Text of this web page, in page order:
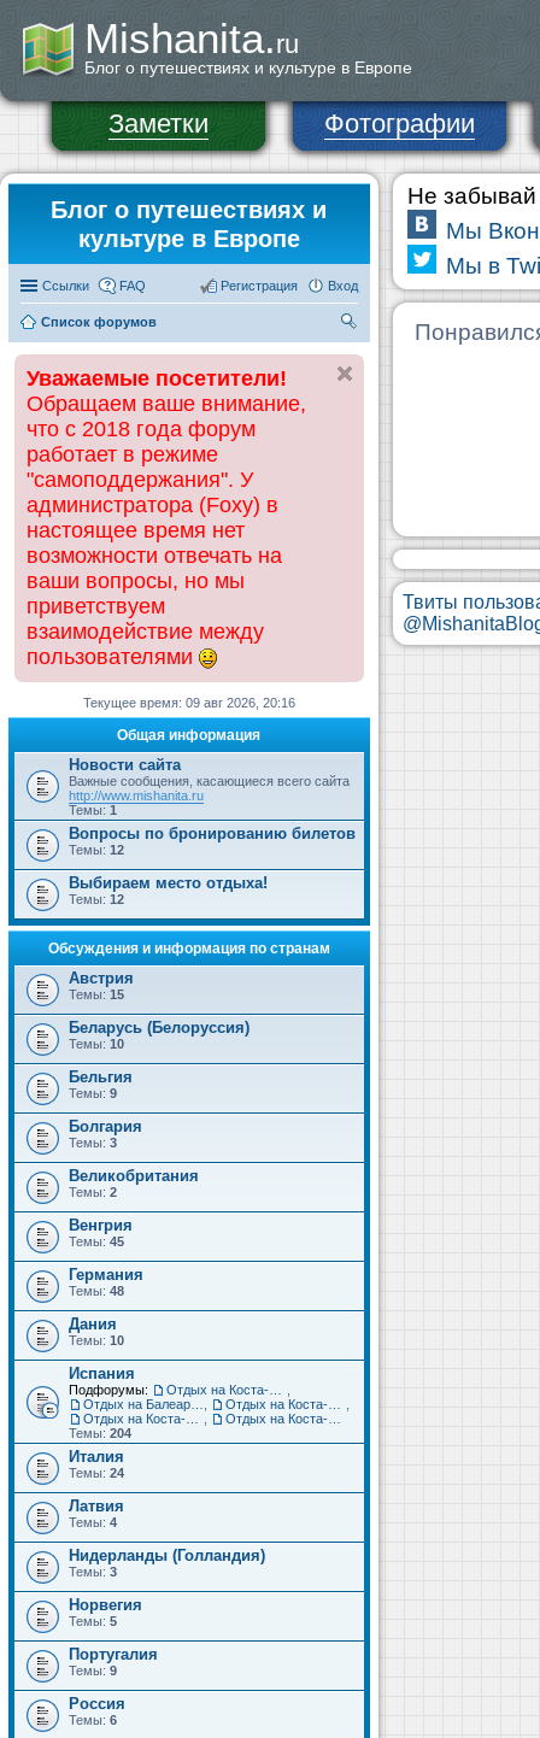
Mishanita.ru
Блог о путешествиях и культуре в Европе
Заметки Фотографии
Блог о путешествиях и
культуре в Европе
Ссылки FAQ Вход
Регистрация
Список форумов
ск
Уважаемые посетители!
Обращаем ваше внимание,
что с 2018 года форум
работает в режиме
"самоподдержания". У
администратора (Foxy) в
настоящее время нет
возможности отвечать на
ваши вопросы, но мы
приветствуем
взаимодействие между
пользователями
Текущее время: 09 авг 2026, 20:16
Общая информация
Новости сайта
Важные сообщения, касающиеся всего сайта
http://www.mishanita.ru
Темы: 1
Вопросы по бронированию билетов
Темы: 12
Выбираем место отдыха!
Темы: 12
Обсуждения и информация по странам
Австрия
Темы: 15
Беларусь (Белоруссия)
Темы: 10
Бельгия
Темы: 9
Болгария
Темы: 3
Великобритания
Темы: 2
Венгрия
Темы: 45
Германия
Темы: 48
Дания
Темы: 10
Испания
Подфорумы:
Темы: 204
Италия
Темы: 24
Латвия
Темы: 4
Нидерланды (Голландия)
Темы: 3
Норвегия
Темы: 5
Португалия
Темы: 9
Россия
Темы: 6
Не забывай
Мы
Мы в
Твиты